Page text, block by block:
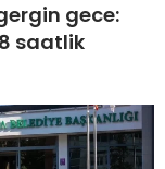
gece:
saatlik